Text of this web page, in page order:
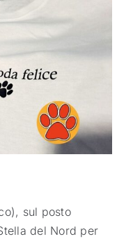
sul posto
del Nord per